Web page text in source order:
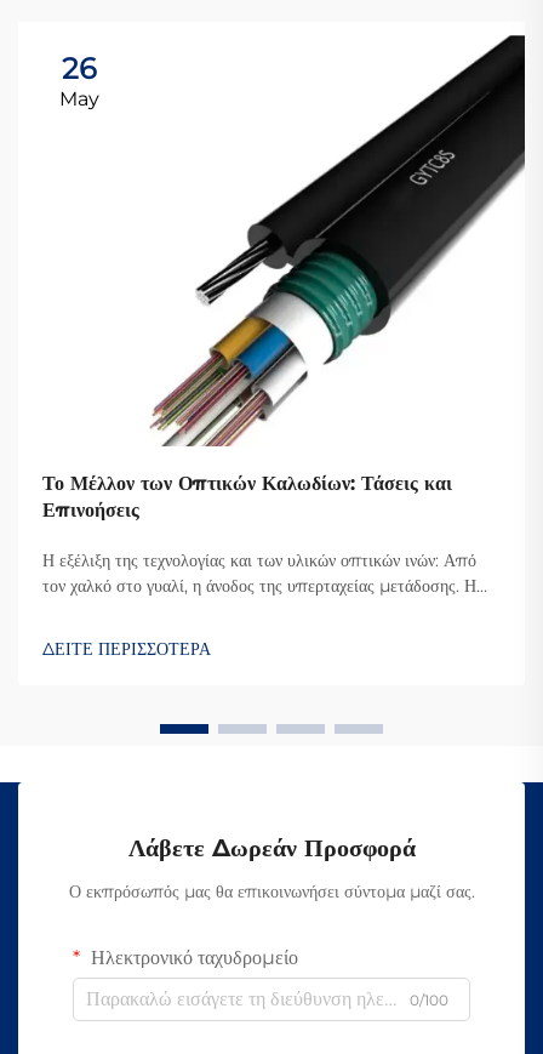
26
May
Το Μέλλον των Οπτικών Καλωδίων: Τάσεις και
Επινοήσεις
Η εξέλιξη της τεχνολογίας και των υλικών οπτικών ινών: Από
τον χαλκό στο γυαλί, η άνοδος της υπερταχείας μετάδοσης. Η
πληροφορίες. Στο παρελθόν, οι περισσότερες
ΔΕΙΤΕ ΠΕΡΙΣΣΟΤΕΡΑ
Λάβετε Δωρεάν Προσφορά
Ο εκπρόσωπός μας θα επικοινωνήσει σύντομα μαζί σας.
Ηλεκτρονικό ταχυδρομείο
0/100